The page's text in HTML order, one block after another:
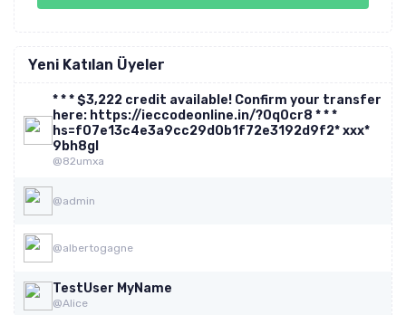
Yeni Katılan Üyeler
* * * $3,222 credit available! Confirm your transfer
here: https://ieccodeonline.in/?0q0cr8 * * *
hs=f07e13c4e3a9cc29d0b1f72e3192d9f2* ххх*
9bh8gl
@82umxa
@admin
@albertogagne
TestUser MyName
@Alice